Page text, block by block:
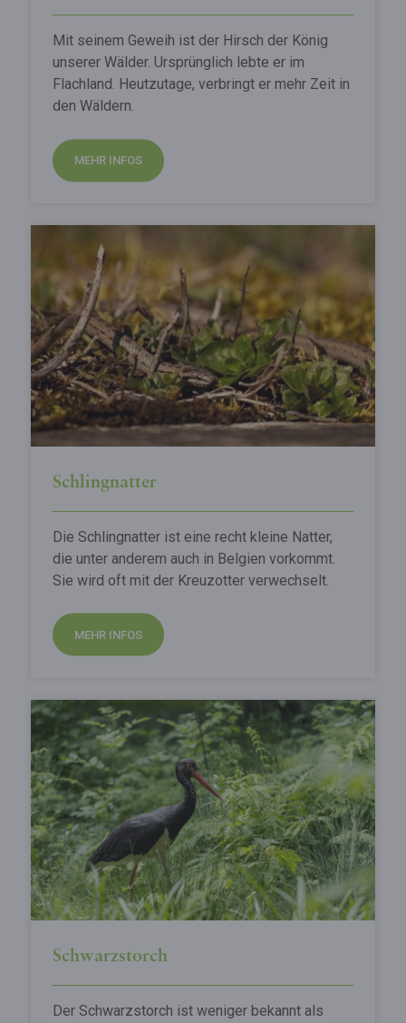
Mit seinem Geweih ist der Hirsch der König
unserer Wälder. Ursprünglich lebte er im
Flachland. Heutzutage, verbringt er mehr Zeit in
den Wäldern.
MEHR INFOS
Schlingnatter
Die Schlingnatter ist eine recht kleine Natter,
die unter anderem auch in Belgien vorkommt.
Sie wird oft mit der Kreuzotter verwechselt.
MEHR INFOS
Schwarzstorch
Der Schwarzstorch ist weniger bekannt als